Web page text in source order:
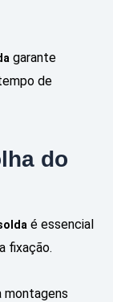
garante
de
do
é essencial
fixação.
montagens